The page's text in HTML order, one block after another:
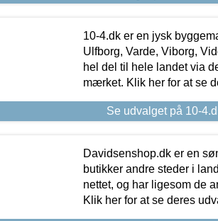
10-4.dk er en jysk
Ulfborg, Varde, Viborg,
hel del til hele landet via
mærket. Klik her for at se
Se udvalget på 10-
Davidsenshop.dk er en
butikker andre steder i
nettet, og har ligesom de
Klik her for at se deres